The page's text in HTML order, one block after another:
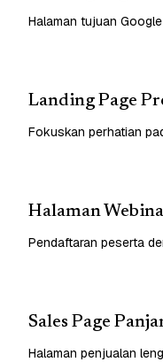
Halaman tujuan
Landing Page
Fokuskan perhatian
Halaman
Pendaftaran peserta
Sales Page
Halaman penjualan